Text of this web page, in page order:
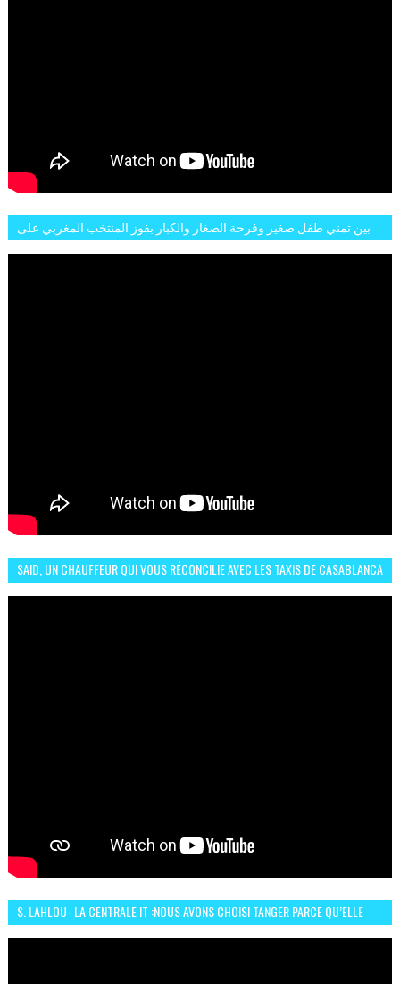
بين تمني طفل صغير وفرحة الصغار والكبار بفوز المنتخب المغربي على
SAID, UN CHAUFFEUR QUI VOUS RÉCONCILIE AVEC LES TAXIS DE CASABLANCA
S. LAHLOU- LA CENTRALE IT :NOUS AVONS CHOISI TANGER PARCE QU’ELLE